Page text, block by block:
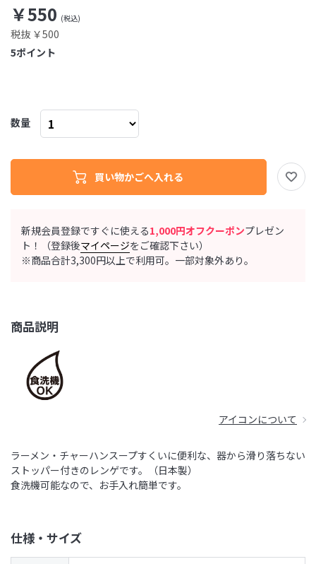
新規会員登録ですぐに使える1,000円オフクーポンプレゼン
ト！（登録後マイページをご確認下さい）
※商品合計3,300円以上で利用可。一部対象外あり。
商品説明
アイコンについて
ラーメン・チャーハンスープすくいに便利な、器から滑り落ちない
ストッパー付きのレンゲです。（日本製）
食洗機可能なので、お手入れ簡単です。
仕様・サイズ
￥550
税抜 ￥500
ポイント
5
数量